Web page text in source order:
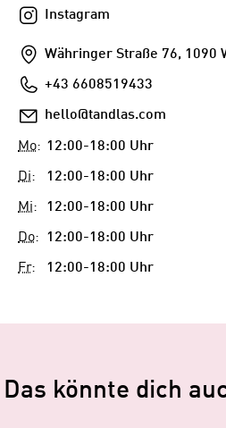
Instagram
Instagram
Addresse
Währinger Straße 76, 1090
Telefon+43 6608519433
E-
hello@tandlas.com
Mo: 12:00-18:00 Uhr
Di: 12:00-18:00 Uhr
Mi: 12:00-18:00 Uhr
Do: 12:00-18:00 Uhr
Fr: 12:00-18:00 Uhr
Das könnte dich